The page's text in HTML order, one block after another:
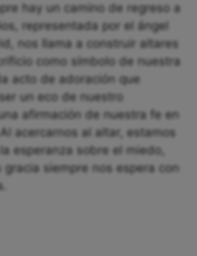
hay un camino de regreso a
representada por el ángel
nos llama a construir altares
como símbolo de nuestra
acto de adoración que
un eco de nuestro
afirmación de nuestra fe en
acercarnos al altar, estamos
esperanza sobre el miedo,
siempre nos espera con